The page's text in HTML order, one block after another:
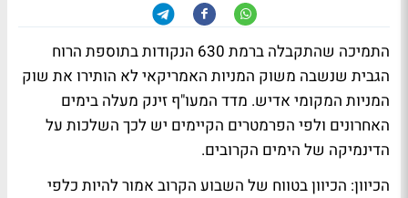
התמיכה שהתקבלה ברמת 630 הנקודות בתוספת הרוח
הגבית שנשבה משוק המניות האמריקאי לא הותירו את שוק
המניות המקומי אדיש. מדד המעו"ף זינק מעלה בימים
האחרונים ולפי הפרמטרים הקיימים יש לכך השלכות על
הדינמיקה של הימים הקרובים.
הכיוון: הכיוון בטווח של השבוע הקרוב אמור להיות כלפי